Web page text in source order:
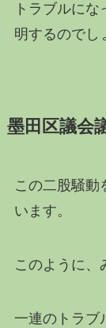
トラブルに
明するのでし
墨田区議会
この二股騒動
います。
このように、
一連のトラブ